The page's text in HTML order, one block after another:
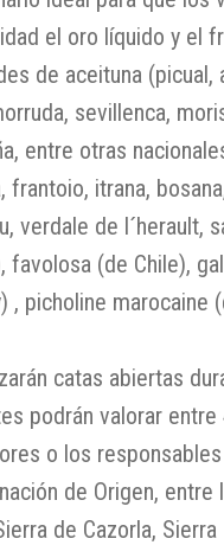
el oro líquido y el
de aceituna
sevillenca,
entre otras
frantoio, itrana,
verdale de l´herault,
favolosa (de Chile),
, picholine marocaine
catas abiertas
podrán valorar
o los
de Origen,
de Cazorla,